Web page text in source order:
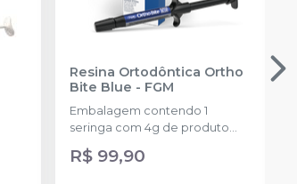
Resina Ortodôntica Ortho
Bite Blue - FGM
Embalagem contendo 1
seringa com 4g de produto
R$ 99,90